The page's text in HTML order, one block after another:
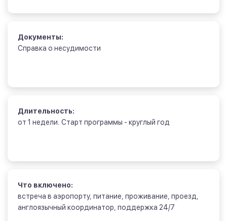
Документы:
Справка о несудимости
Длительность:
от 1 недели. Старт программы - круглый год
Что включено:
встреча в аэропорту, питание, проживание, проезд,
англоязычный координатор, поддержка 24/7